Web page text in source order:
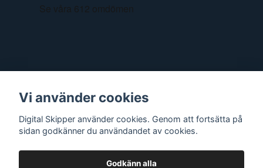
Vi använder cookies
Digital Skipper använder cookies. Genom att fortsätta på
sidan godkänner du användandet av cookies.
Godkänn alla